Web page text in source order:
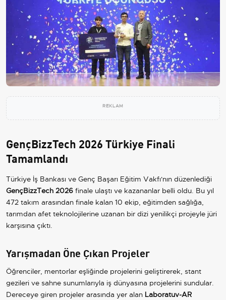
REKLAM
GençBizzTech 2026 Türkiye Finali
Tamamlandı
Türkiye İş Bankası ve Genç Başarı Eğitim Vakfı'nın düzenlediği
GençBizzTech 2026 finale ulaştı ve kazananlar belli oldu. Bu yıl
472 takım arasından finale kalan 10 ekip, eğitimden sağlığa,
tarımdan afet teknolojilerine uzanan bir dizi yenilikçi projeyle jüri
karşısına çıktı.
Yarışmadan Öne Çıkan Projeler
Öğrenciler, mentorlar eşliğinde projelerini geliştirerek, stant
gezileri ve sahne sunumlarıyla iş dünyasına projelerini sundular.
Dereceye giren projeler arasında yer alan Laboratuv-AR